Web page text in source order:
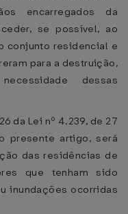
encarregados da
se possível, ao
conjunto residencial e
para a destruição,
dessas
da Lei nº 4.239, de 27
presente artigo, será
das residências de
que tenham sido
inundações ocorridas